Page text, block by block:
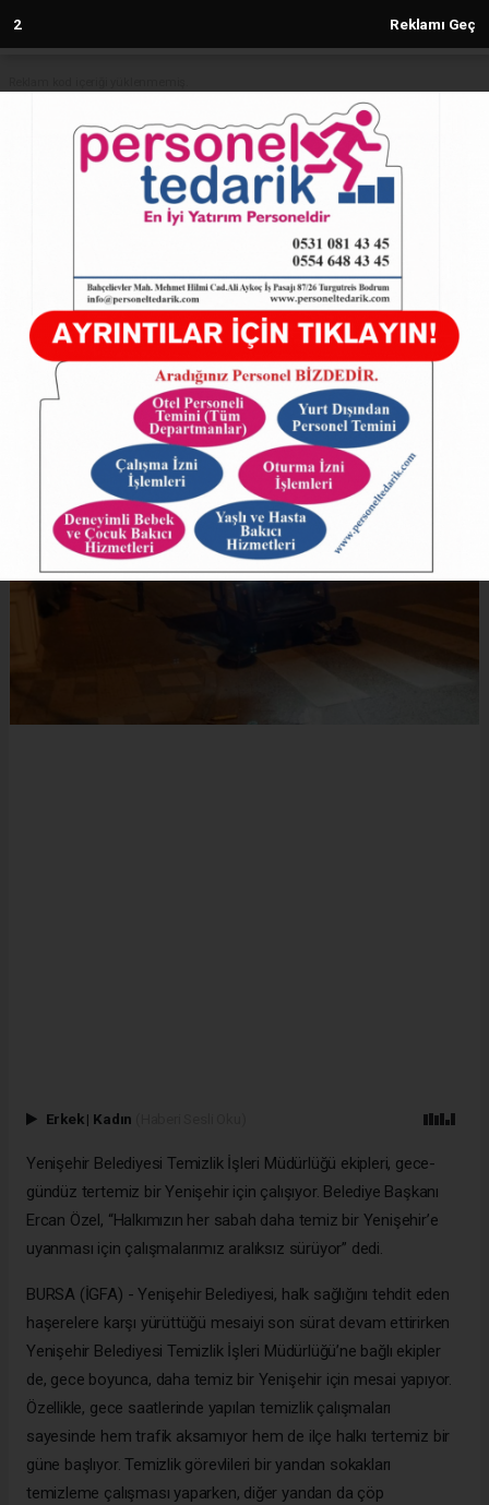
1 Reklamı Geç
Anasayfa
Yenişehir’de gece-gündüz temizlik
mesaisi
27.05.2024 - 15:46, Güncelleme: 27.05.2024 - 15:46
5110+ kez okundu.
ABONE OL
Erkek | Kadın
Yenişehir Belediyesi Temizlik İşleri Müdürlüğü ekipleri, gece-
gündüz tertemiz bir Yenişehir için çalışıyor. Belediye Başkanı
Ercan Özel, “Halkımızın her sabah daha temiz bir Yenişehir’e
uyanması için çalışmalarımız aralıksız sürüyor” dedi.
BURSA (İGFA) - Yenişehir Belediyesi, halk sağlığını tehdit eden
haşerelere karşı yürüttüğü mesaiyi son sürat devam ettirirken
Yenişehir Belediyesi Temizlik İşleri Müdürlüğü’ne bağlı ekipler
de, gece boyunca, daha temiz bir Yenişehir için mesai yapıyor.
Özellikle, gece saatlerinde yapılan temizlik çalışmaları
sayesinde hem trafik aksamıyor hem de ilçe halkı tertemiz bir
güne başlıyor. Temizlik görevlileri bir yandan sokakları
temizleme çalışması yaparken, diğer yandan da çöp